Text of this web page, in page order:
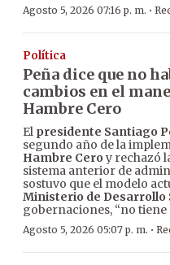
Agosto 5, 2026 07:16 p. m. ·
Política
Peña dice que no
cambios en el
Hambre Cero
El presidente Santiago
segundo año de la
Hambre Cero y rechazó
sistema anterior de
sostuvo que el modelo
Ministerio de Desarrollo
gobernaciones, “no tiene
Agosto 5, 2026 05:07 p. m. ·